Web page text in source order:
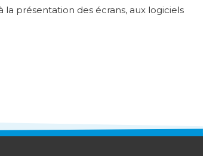
présentation des écrans, aux logiciels